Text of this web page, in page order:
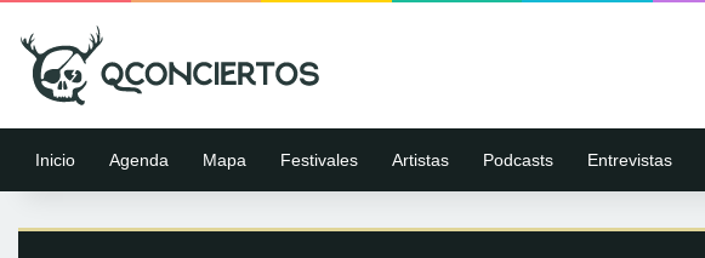
Inicio Agenda Mapa Festivales Artistas Podcasts Entrevistas